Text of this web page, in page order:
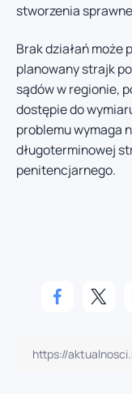
stworzenia
Brak działań może
planowany strajk
sądów w regionie,
dostępie do
problemu wymaga
długoterminowej
penitencjarnego.